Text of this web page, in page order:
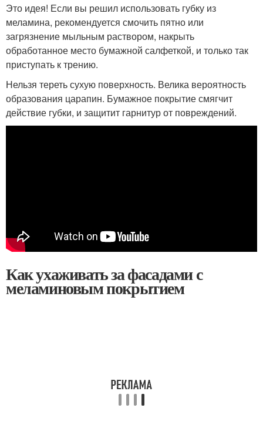
Это идея! Если вы решил использовать губку из
меламина, рекомендуется смочить пятно или
загрязнение мыльным раствором, накрыть
обработанное место бумажной салфеткой, и только так
приступать к трению.
Нельзя тереть сухую поверхность. Велика вероятность
образования царапин. Бумажное покрытие смягчит
действие губки, и защитит гарнитур от повреждений.
Как ухаживать за фасадами с
меламиновым покрытием